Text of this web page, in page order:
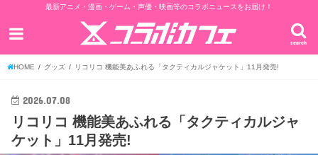
最新アニメ・漫画・ゲーム・声優・映画等のコラボニュースをお届け！
search
HOME グッズ リコリコ 機能美あふれる「タクティカルジャケット」11月発売!
2026.07.08
リコリコ 機能美あふれる「タクティカルジャ
ケット」11月発売!